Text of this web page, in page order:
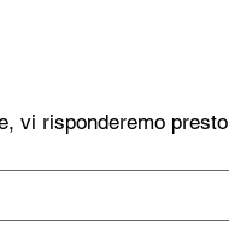
vi risponderemo presto